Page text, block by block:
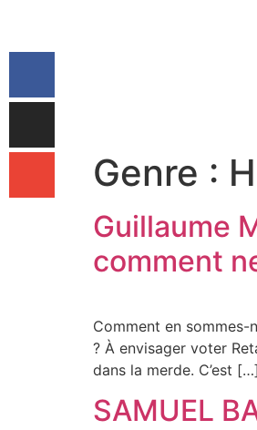
Genre :
Guillaume
comment
Comment en
? À envisager voter
dans la merde. C’est […]
SAMUEL